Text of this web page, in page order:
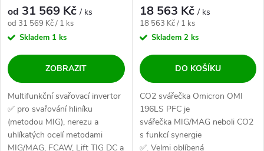
od 31 569 Kč/ ks
Měrná cena:
od 31 569 Kč / 1 ks
Skladem 1 ks
ZOBRAZIT
Multifunkční svařovací invertor
✅ pro svařování hliníku
(metodou MIG), nerezu a
uhlíkatých ocelí metodami
MIG/MAG, FCAW, Lift TIG DC a
18 563 Kč/ ks
Měrná cena:
18 563 Kč / 1 ks
Skladem 2 ks
DO KOŠÍKU
CO2 svářečka Omicron OMI
196LS PFC je
svářečka MIG/MAG neboli CO2
s funkcí synergie
✅. Velmi oblíbená